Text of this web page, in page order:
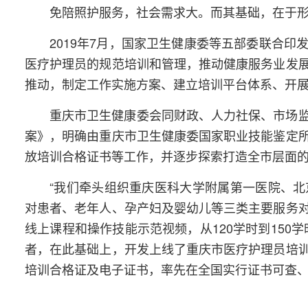
免陪照护服务，社会需求大。而其基础，在于
2019年7月，国家卫生健康委等五部委联合印
医疗护理员的规范培训和管理，推动健康服务业
推动，制定工作实施方案、建立培训平台体系、开
重庆市卫生健康委会同财政、人力社保、市场
案》，明确由重庆市卫生健康委国家职业技能鉴
放培训合格证书等工作，并逐步探索打造全市层面
“我们牵头组织重庆医科大学附属第一医院、
对患者、老年人、孕产妇及婴幼儿等三类主要服
线上课程和操作技能示范视频，从120学时到150
者，在此基础上，开发上线了重庆市医疗护理员培
培训合格证及电子证书，率先在全国实行证书可查